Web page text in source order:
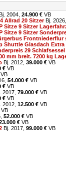
2004, 24.900 € VB
Allrad 20 SitzerBj.
Sitze 9 Sitzer
Sitze 9 Sitzer
Frontniederflur
Shuttle Glasdach Extra
29
mm breit. 7200 kg
Bj. 2012, 39.000 € VB
€ VB
VB
54.000 € VB
€ VB
2017, 79.000 € VB
€ VB
2012, 12.500 € VB
VB
52.000 € VB
€ VB
Bj. 2017, 99.000 € VB